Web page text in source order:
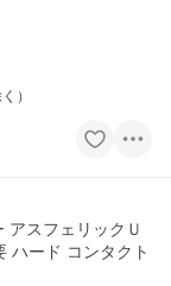
）
アスフェリックＵ
ード コンタクト